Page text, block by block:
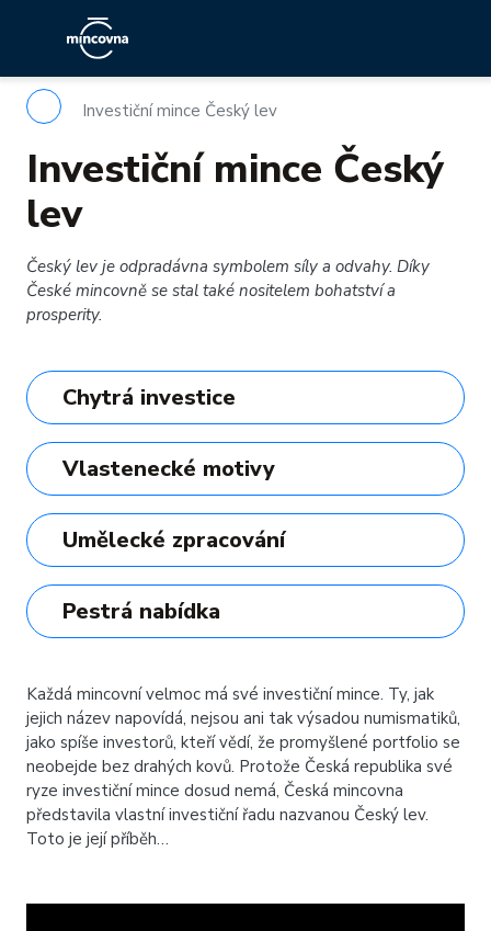
Investiční mince Český lev
Investiční mince Český
lev
Český lev je odpradávna symbolem síly a odvahy. Díky
České mincovně se stal také nositelem bohatství a
prosperity.
Chytrá investice
Vlastenecké motivy
Umělecké zpracování
Pestrá nabídka
Každá mincovní velmoc má své investiční mince. Ty, jak
jejich název napovídá, nejsou ani tak výsadou numismatiků,
jako spíše investorů, kteří vědí, že promyšlené portfolio se
neobejde bez drahých kovů. Protože Česká republika své
ryze investiční mince dosud nemá, Česká mincovna
představila vlastní investiční řadu nazvanou Český lev.
Toto je její příběh…